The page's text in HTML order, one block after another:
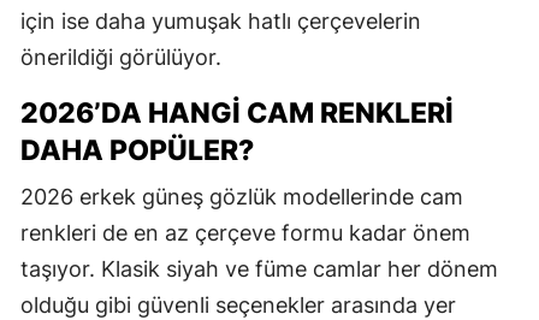
için ise daha yumuşak hatlı çerçevelerin
önerildiği görülüyor.
2026’DA HANGI CAM RENKLERI
DAHA POPÜLER?
2026 erkek güneş gözlük modellerinde cam
renkleri de en az çerçeve formu kadar önem
taşıyor. Klasik siyah ve füme camlar her dönem
olduğu gibi güvenli seçenekler arasında yer